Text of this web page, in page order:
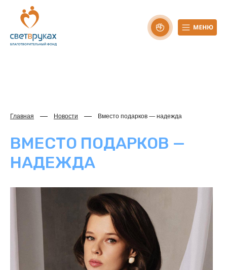
Главная Новости Вместо подарков — надежда
ВМЕСТО ПОДАРКОВ —
НАДЕЖДА